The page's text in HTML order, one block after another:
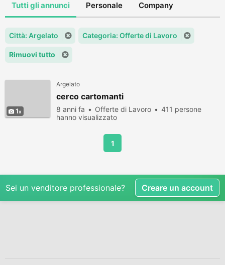
Tutti gli annunci Personale Company
Città: Argelato Categoria: Offerte di Lavoro
Rimuovi tutto
1
Argelato
cerco cartomanti
8 anni fa Offerte di Lavoro
411 persone
hanno visualizzato
1
Sei un venditore professionale? Creare un account